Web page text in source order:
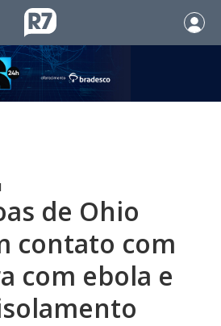
de Ohio
contato com
com ebola e